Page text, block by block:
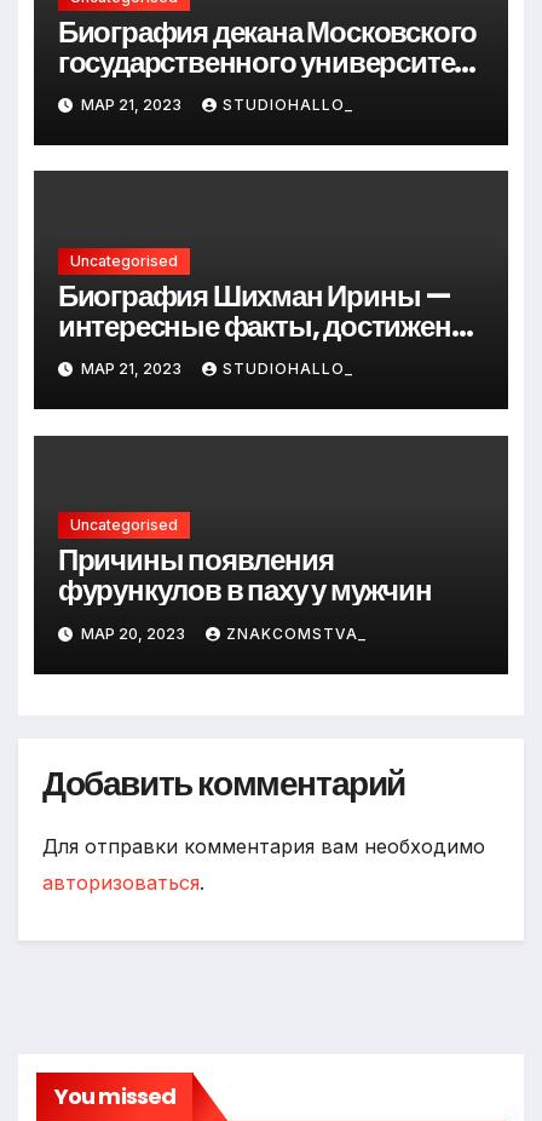
Биография декана Московского
государственного университета
Андрея Сидорова — от студента
до руководителя
МАР 21, 2023 STUDIOHALLO_
Uncategorised
Биография Шихман Ирины —
интересные факты, достижения
и путь к успеху
МАР 21, 2023 STUDIOHALLO_
Uncategorised
Причины появления
фурункулов в паху у мужчин
МАР 20, 2023 ZNAKCOMSTVA_
Добавить комментарий
Для отправки комментария вам необходимо
авторизоваться.
You missed